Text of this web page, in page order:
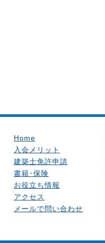
Home
入会メリット
建築士免許申請
書籍･保険
お役立ち情報
アクセス
メールで問い合わせ